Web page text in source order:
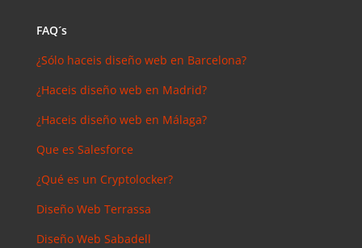
FAQ´s
¿Sólo haceis diseño web en Barcelona?
¿Haceis diseño web en Madrid?
¿Haceis diseño web en Málaga?
Que es Salesforce
¿Qué es un Cryptolocker?
Diseño Web Terrassa
Diseño Web Sabadell